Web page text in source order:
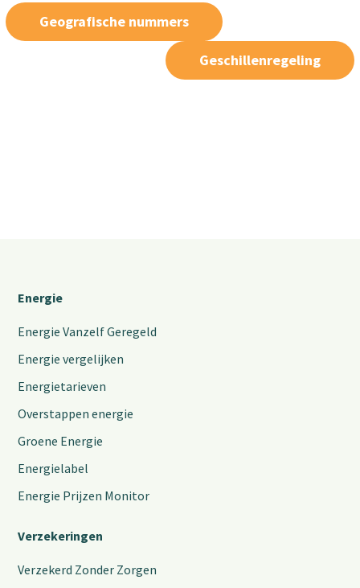
Geografische nummers
Geschillenregeling
Energie
Energie Vanzelf Geregeld
Energie vergelijken
Energietarieven
Overstappen energie
Groene Energie
Energielabel
Energie Prijzen Monitor
Verzekeringen
Verzekerd Zonder Zorgen